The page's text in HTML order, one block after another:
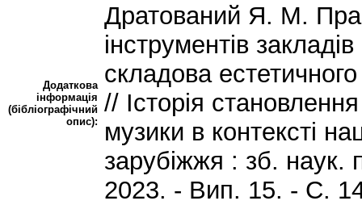
Додаткова
інформація
(бібліографічний
опис):
Дратований Я. М.
інструментів
складова
// Історія
музики в контексті
зарубіжжя : зб.
2023. - Вип. 15. - С.